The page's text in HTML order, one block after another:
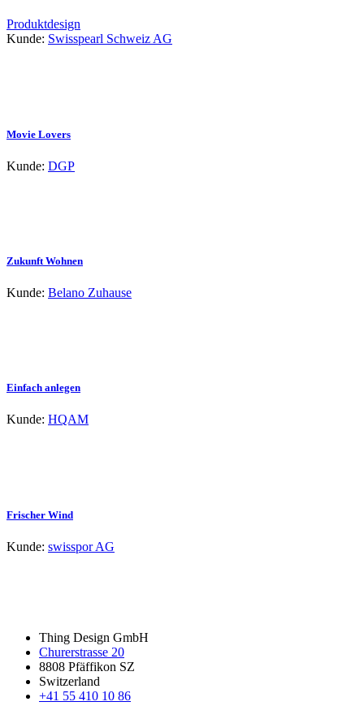
Produktdesign
Kunde: Swisspearl Schweiz AG
Movie Lovers
Kunde: DGP
Zukunft Wohnen
Kunde: Belano Zuhause
Einfach anlegen
Kunde: HQAM
Frischer Wind
Kunde: swisspor AG
Thing Design GmbH
Churerstrasse 20
8808 Pfäffikon SZ
Switzerland
+41 55 410 10 86